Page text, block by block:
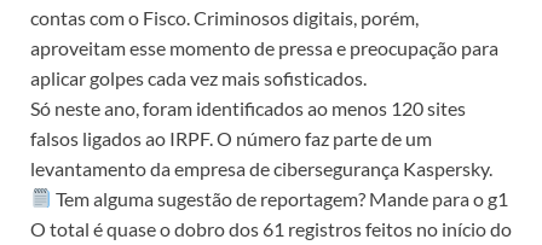
contas com o Fisco. Criminosos digitais, porém,
aproveitam esse momento de pressa e preocupação para
aplicar golpes cada vez mais sofisticados.
Só neste ano, foram identificados ao menos 120 sites
falsos ligados ao IRPF. O número faz parte de um
levantamento da empresa de cibersegurança Kaspersky.
Tem alguma sugestão de reportagem? Mande para o g1
O total é quase o dobro dos 61 registros feitos no início do